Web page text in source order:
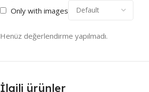
Only with images
Henüz değerlendirme yapılmadı.
İlgili ürünler